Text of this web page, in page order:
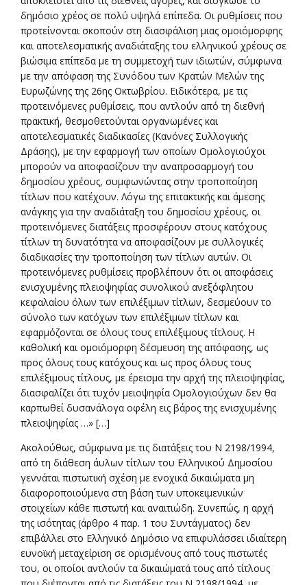
δημόσιο χρέος σε πολύ υψηλά επίπεδα. Οι ρυθμίσεις που
προτείνονται σκοπούν στη διασφάλιση μιας ομοιόμορφης
και αποτελεσματικής αναδιάταξης του ελληνικού χρέους σε
βιώσιμα επίπεδα με τη συμμετοχή των ιδιωτών, σύμφωνα
με την απόφαση της Συνόδου των Κρατών Μελών της
Ευρωζώνης της 26ης Οκτωβρίου. Ειδικότερα, με τις
προτεινόμενες ρυθμίσεις, που αντλούν από τη διεθνή
πρακτική, θεσμοθετούνται οργανωμένες και
αποτελεσματικές διαδικασίες (Κανόνες Συλλογικής
Δράσης), με την εφαρμογή των οποίων Ομολογιούχοι
μπορούν να αποφασίζουν την αναπροσαρμογή του
δημοσίου χρέους, συμφωνώντας στην τροποποίηση
τίτλων που κατέχουν. Λόγω της επιτακτικής και άμεσης
ανάγκης για την αναδιάταξη του δημοσίου χρέους, οι
προτεινόμενες διατάξεις προσφέρουν στους κατόχους
τίτλων τη δυνατότητα να αποφασίζουν με συλλογικές
διαδικασίες την τροποποίηση των τίτλων αυτών. Οι
προτεινόμενες ρυθμίσεις προβλέπουν ότι οι αποφάσεις
ενισχυμένης πλειοψηφίας συνολικού ανεξόφλητου
κεφαλαίου όλων των επιλέξιμων τίτλων, δεσμεύουν το
σύνολο των κατόχων των επιλέξιμων τίτλων και
εφαρμόζονται σε όλους τους επιλέξιμους τίτλους. Η
καθολική και ομοιόμορφη δέσμευση της απόφασης, ως
προς όλους τους κατόχους και ως προς όλους τους
επιλέξιμους τίτλους, με έρεισμα την αρχή της πλειοψηφίας,
διασφαλίζει ότι τυχόν μειοψηφία Ομολογιούχων δεν θα
καρπωθεί δυσανάλογα οφέλη εις βάρος της ενισχυμένης
πλειοψηφίας …» […]
Ακολούθως, σύμφωνα με τις διατάξεις του Ν 2198/1994,
από τη διάθεση άυλων τίτλων του Ελληνικού Δημοσίου
γεννάται πιστωτική σχέση με ενοχικά δικαιώματα μη
διαφοροποιούμενα στη βάση των υποκειμενικών
στοιχείων κάθε πιστωτή και αναιτιώδη. Συνεπώς, η αρχή
της ισότητας (άρθρο 4 παρ. 1 του Συντάγματος) δεν
επιβάλλει στο Ελληνικό Δημόσιο να επιφυλάσσει ιδιαίτερη
ευνοϊκή μεταχείριση σε ορισμένους από τους πιστωτές
του, οι οποίοι αντλούν τα δικαιώματά τους από τίτλους